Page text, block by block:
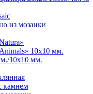
из мозаики
10х10 мм.
10х10 мм.
камнем